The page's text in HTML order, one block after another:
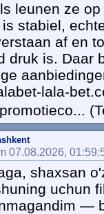
leunen ze
stabiel,
af en
druk is. Daar
lala-
07.08.2026,
shaxsan
uchun
—